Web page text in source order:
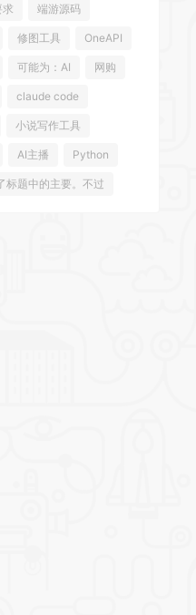
端游源码
修图工具 OneAPI
可能为：AI 网购
claude code
小说写作工具
AI主播 Python
标题中的主要。不过